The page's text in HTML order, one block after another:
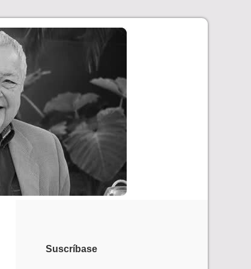
Suscríbase